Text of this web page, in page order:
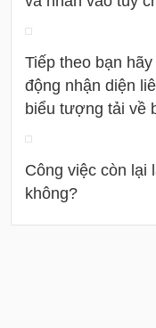
Tiếp theo bạn
động nhận diện
biểu tượng tải về
Công việc còn lại
không?